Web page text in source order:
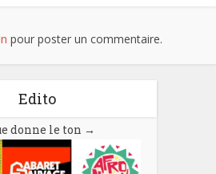
pour poster un commentaire.
Edito
donne le ton →